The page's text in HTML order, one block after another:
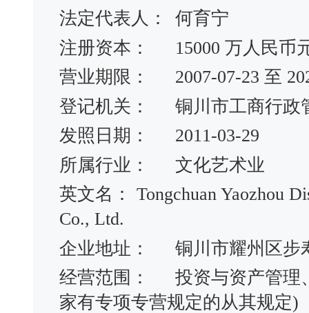
法定代表人：
何育宁
注册资本：
15000 万人民币
营业期限：
2007-07-23 至
登记机关：
铜川市工商行政
发照日期：
2011-03-29
所属行业：
文化艺术业
英文名：
Tongchuan Yaozhou
Co., Ltd.
企业地址：
铜川市耀州区步
经营范围：
投资与资产管理
家有专项专营规定的从其规定)